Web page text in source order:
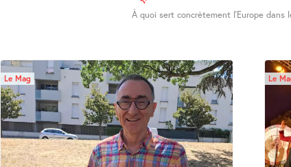
À quoi sert concrètement l’Europe dans
Le Mag Le